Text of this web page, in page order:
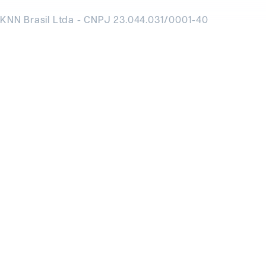
KNN Brasil Ltda - CNPJ 23.044.031/0001-40